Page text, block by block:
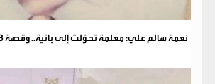
نعمة سالم علي: معلمة تحوّلت إلى بانية.. وقصة 33 روضة في أبين.